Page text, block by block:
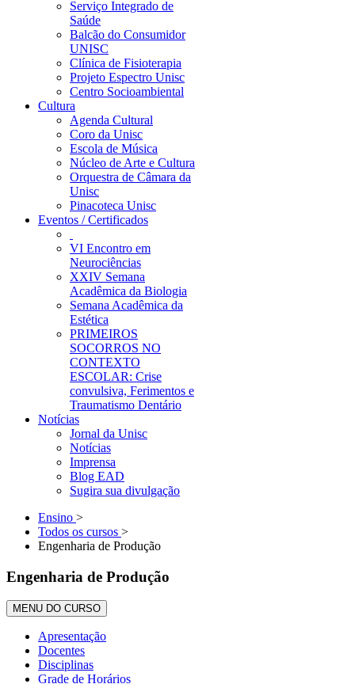
Serviço Integrado de
Saúde
Balcão do Consumidor
UNISC
Clínica de Fisioterapia
Projeto Espectro Unisc
Centro Socioambiental
Cultura
Agenda Cultural
Coro da Unisc
Escola de Música
Núcleo de Arte e Cultura
Orquestra de Câmara da
Unisc
Pinacoteca Unisc
Eventos / Certificados
VI Encontro em
Neurociências
XXIV Semana
Acadêmica da Biologia
Semana Acadêmica da
Estética
PRIMEIROS
SOCORROS NO
CONTEXTO
ESCOLAR: Crise
convulsiva, Ferimentos e
Traumatismo Dentário
Notícias
Jornal da Unisc
Notícias
Imprensa
Blog EAD
Sugira sua divulgação
Ensino >
Todos os cursos >
Engenharia de Produção
Engenharia de Produção
MENU DO CURSO
Apresentação
Docentes
Disciplinas
Grade de Horários